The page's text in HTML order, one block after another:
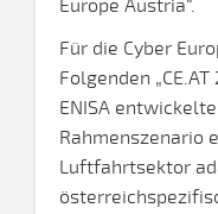
Europe Austria“.
Für die Cyber
Folgenden
ENISA
Rahmenszenario
Luftfahrtsektor